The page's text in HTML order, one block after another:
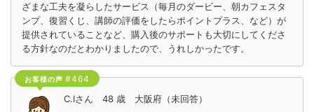
ざまな工夫を凝らしたサービス（毎月のダービー、朝カフェスタ
ンプ、復習くじ、講師の評価をしたらポイントプラス、など）が
提供されていることなど、購入後のサポートも大切にしてくださ
る方針なのだとわかりましたので、うれしかったです。
お客様の声 #464
C.Iさん 48 歳 大阪府（未回答）